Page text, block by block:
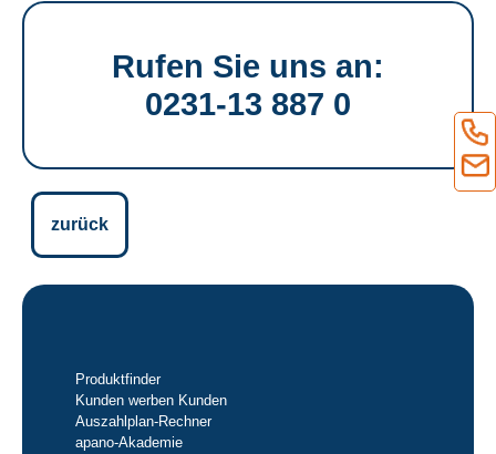
Rufen Sie uns an:
0231-13 887 0
zurück
Produktfinder
Kunden werben Kunden
Auszahlplan-Rechner
apano-Akademie